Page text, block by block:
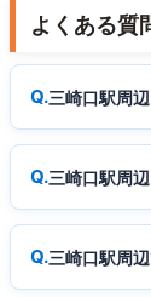
よくある質
三崎口駅周
三崎口駅周
三崎口駅周